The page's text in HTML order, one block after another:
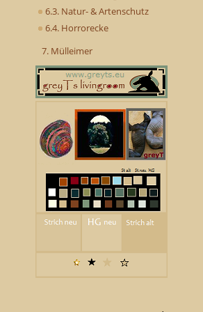
6.3. Natur- & Artenschutz
6.4. Horrorecke
7. Mülleimer